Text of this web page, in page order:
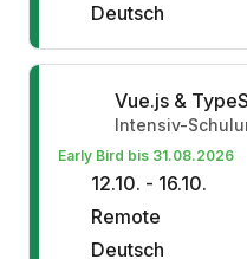
Deutsch
Vue.js &
Intensiv-
Early Bird bis 31.08.2026
12.10. - 16.10.
Remote
Deutsch